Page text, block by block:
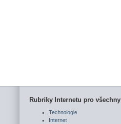
Rubriky Internetu pro všechny
Technologie
Internet